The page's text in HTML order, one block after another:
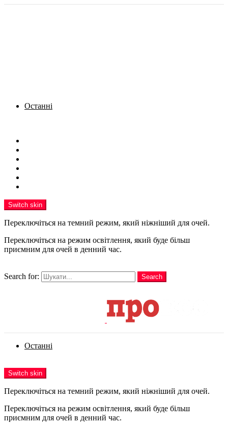
Останні
Switch skin
Переключіться на темний режим, який ніжніший для очей.
Переключіться на режим освітлення, який буде більш
приємним для очей в денний час.
Search for:
Search
Останні
Switch skin
Переключіться на темний режим, який ніжніший для очей.
Переключіться на режим освітлення, який буде більш
приємним для очей в денний час.